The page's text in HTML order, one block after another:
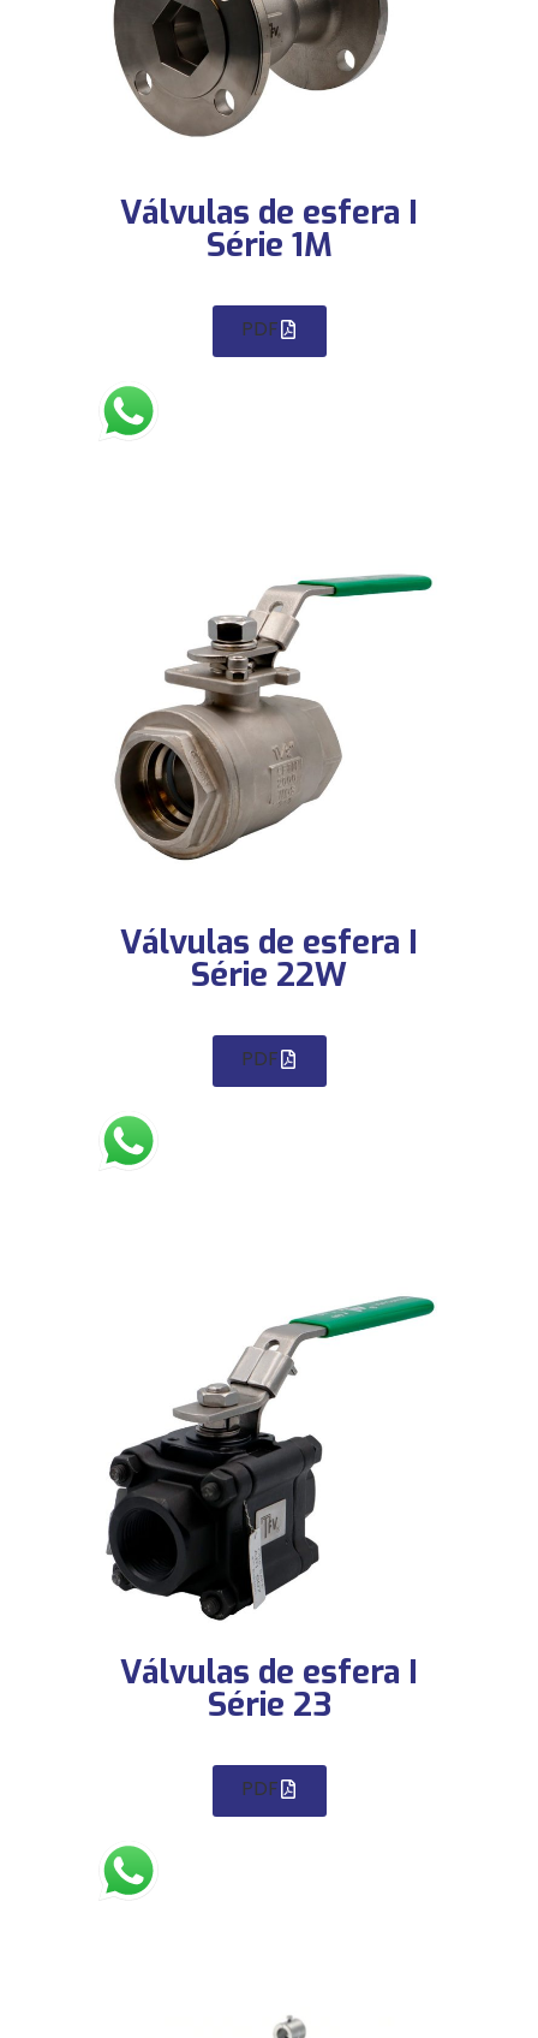
Válvulas de esfera I
Série 1M
PDF
Válvulas de esfera I
Série 22W
PDF
Válvulas de esfera I
Série 23
PDF